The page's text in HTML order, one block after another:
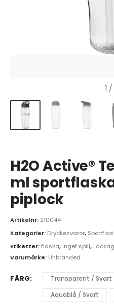
1 /
H2O Active®
ml
piplock
Artikelnr: 210044
Kategorier: Dryckesvaror,
Etiketter:flaska, Inget spill,
Varumärke: Unbranded
FÄRG Transparent / Svart
Aquablå / Svart